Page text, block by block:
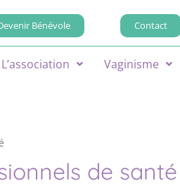
Bénévole Contact
L’association Vaginisme
de santé